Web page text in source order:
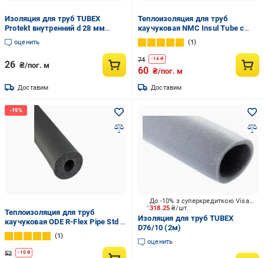
Изоляция для труб TUBEX
Protekt внутренний d 28 мм
толщина стенки 6 мм Cиний
(1094561209)
оценить
26 ₴/пог. м
Доставим
Теплоизоляция для труб
каучуковая NMC Insul Tube с
внутренним Ø 6 мм и толщина
изоляции 9 мм трубка 9х6 мм
(1442437809)
1
74 -14₴
60 ₴/пог. м
Доставим
Теплоизоляция для труб
каучуковая ODE R-Flex Pipe Std с
внутренним Ø 10 мм и толщина
изоляции 9 мм трубка 9х10 мм
(1440745605)
1
52 -10 ₴
318.25₴/шт.
До -10% з суперкредиткою Visa Вигода
Изоляция для труб TUBEX
D76/10 (2м)
оценить